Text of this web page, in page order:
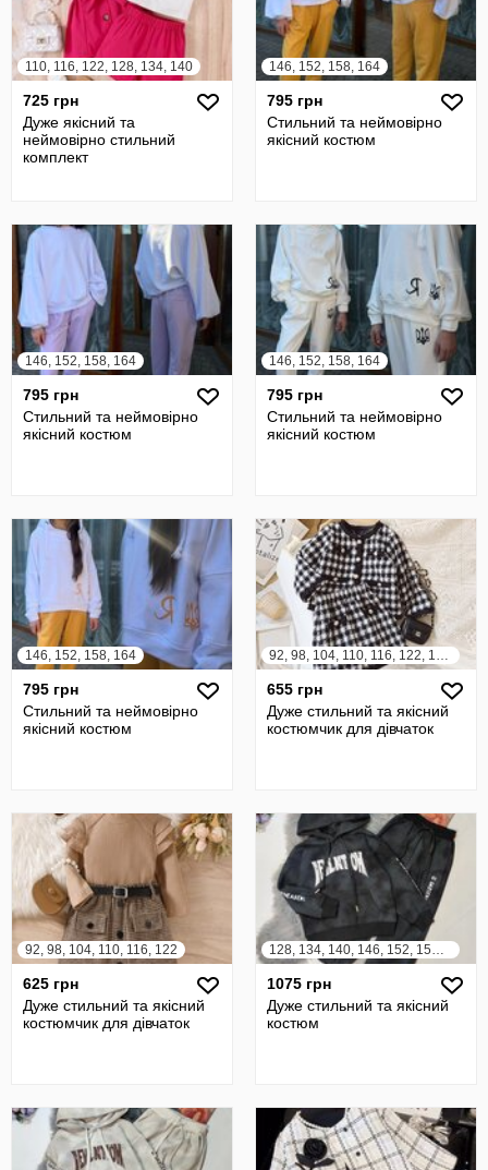
110, 116, 122, 128, 134, 140
725 грн
Дуже якісний та
неймовірно стильний
комплект
146, 152, 158, 164
795 грн
Стильний та неймовірно
якісний костюм
146, 152, 158, 164
795 грн
Стильний та неймовірно
якісний костюм
146, 152, 158, 164
795 грн
Стильний та неймовірно
якісний костюм
146, 152, 158, 164
795 грн
Стильний та неймовірно
якісний костюм
92, 98, 104, 110, 116, 122, 128, 134, 140
655 грн
Дуже стильний та якісний
костюмчик для дівчаток
92, 98, 104, 110, 116, 122
625 грн
Дуже стильний та якісний
костюмчик для дівчаток
128, 134, 140, 146, 152, 158, 164
1075 грн
Дуже стильний та якісний
костюм